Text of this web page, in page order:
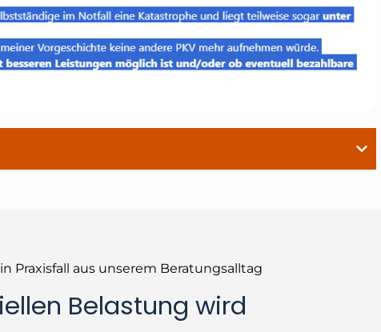
Praxisfall aus unserem Beratungsalltag
Belastung wird